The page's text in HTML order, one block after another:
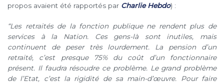
propos avaient été rapportés par Charlie Hebdo) :
“Les retraités de la fonction publique ne rendent plus de
services à la Nation.
Ces gens-là sont inutiles, mais
continuent de peser très lourdement. La pension d’un
retraité, c’estpresque 75% du coût d’un fonctionnaire
présent. Il faudra résoudre ce problème. Le grand problème
de l’Etat, c’est la rigidité de sa main-d’œuvre. Pour faire